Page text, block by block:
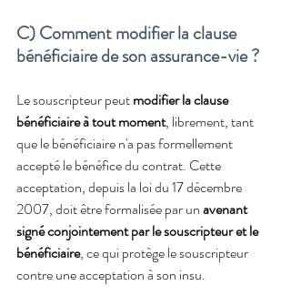
C) Comment modifier la clause
bénéficiaire de son assurance-vie ?
Le souscripteur peut modifier la clause
bénéficiaire à tout moment, librement, tant
que le bénéficiaire n'a pas formellement
accepté le bénéfice du contrat. Cette
acceptation, depuis la loi du 17 décembre
2007, doit être formalisée par un avenant
signé conjointement par le souscripteur et le
bénéficiaire, ce qui protège le souscripteur
contre une acceptation à son insu.